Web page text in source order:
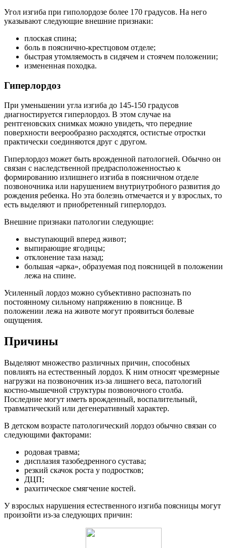
Угол изгиба при гиполордозе более 170 градусов. На него
указывают следующие внешние признаки:
плоская спина;
боль в пояснично-крестцовом отделе;
быстрая утомляемость в сидячем и стоячем положении;
измененная походка.
Гиперлордоз
При уменьшении угла изгиба до 145-150 градусов
диагностируется гиперлордоз. В этом случае на
рентгеновских снимках можно увидеть, что передние
поверхности веерообразно расходятся, остистые отростки
практически соединяются друг с другом.
Гиперлордоз может быть врожденной патологией. Обычно он
связан с наследственной предрасположенностью к
формированию излишнего изгиба в поясничном отделе
позвоночника или нарушением внутриутробного развития до
рождения ребенка. Но эта болезнь отмечается и у взрослых, то
есть выделяют и приобретенный гиперлордоз.
Внешние признаки патологии следующие:
выступающий вперед живот;
выпирающие ягодицы;
отклонение таза назад;
большая «арка», образуемая под поясницей в положении
лежа на спине.
Усиленный лордоз можно субъективно распознать по
постоянному сильному напряжению в пояснице. В
положении лежа на животе могут проявиться болевые
ощущения.
Причины
Выделяют множество различных причин, способных
повлиять на естественный лордоз. К ним относят чрезмерные
нагрузки на позвоночник из-за лишнего веса, патологий
костно-мышечной структуры позвоночного столба.
Последние могут иметь врожденный, воспалительный,
травматический или дегенеративный характер.
В детском возрасте патологический лордоз обычно связан со
следующими факторами:
родовая травма;
дисплазия тазобедренного сустава;
резкий скачок роста у подростков;
ДЦП;
рахитическое смягчение костей.
У взрослых нарушения естественного изгиба поясницы могут
произойти из-за следующих причин: